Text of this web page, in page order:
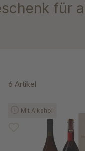
für
6 Artikel
Mit Alkohol